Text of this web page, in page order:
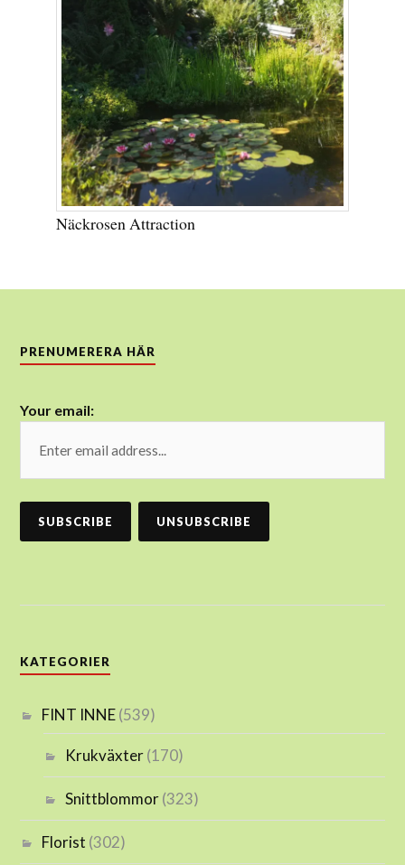
Näckrosen Attraction
PRENUMERERA HÄR
Your email:
KATEGORIER
FINT INNE(539)
Krukväxter(170)
Snittblommor(323)
Florist (302)